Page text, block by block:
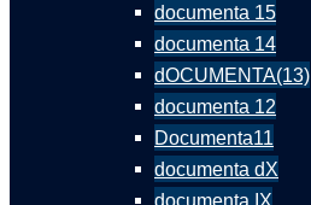
documenta 15
documenta 14
dOCUMENTA(13)
documenta 12
Documenta11
documenta dX
documenta IX